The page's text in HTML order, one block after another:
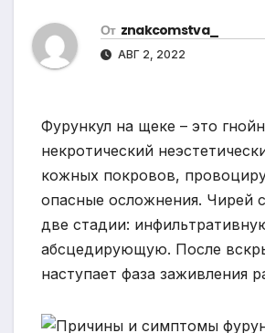
От znakcomstva_
АВГ 2, 2022
Фурункул на щеке – это
некротический
кожных покровов,
опасные осложнения. Чирей
две стадии:
абсцедирующую. После
наступает фаза заживления